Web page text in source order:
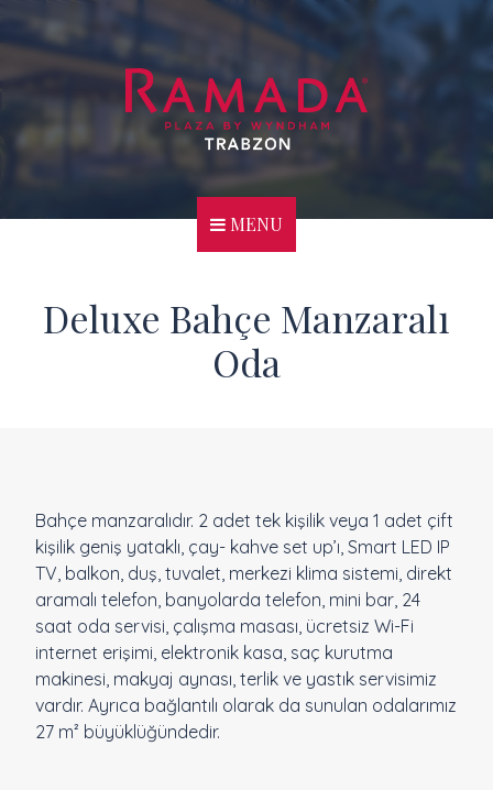
MENU
Deluxe Bahçe Manzaralı
Oda
Bahçe manzaralıdır. 2 adet tek kişilik veya 1 adet çift
kişilik geniş yataklı, çay- kahve set up’ı, Smart LED IP
TV, balkon, duş, tuvalet, merkezi klima sistemi, direkt
aramalı telefon, banyolarda telefon, mini bar, 24
saat oda servisi, çalışma masası, ücretsiz Wi-Fi
internet erişimi, elektronik kasa, saç kurutma
makinesi, makyaj aynası, terlik ve yastık servisimiz
vardır. Ayrıca bağlantılı olarak da sunulan odalarımız
27 m² büyüklüğündedir.